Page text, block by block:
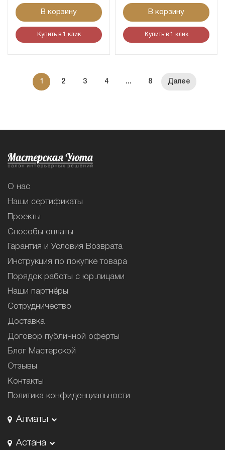
В корзину
Купить в 1 клик
В корзину
Купить в 1 клик
1 2 3 4 ... 8
О нас
Наши сертификаты
Проекты
Способы оплаты
Гарантия и Условия Возврата
Инструкция по покупке товара
Порядок работы с юр.лицами
Наши партнёры
Сотрудничество
Доставка
Договор публичной оферты
Блог Мастерской
Отзывы
Контакты
Политика конфиденциальности
Алматы
Астана